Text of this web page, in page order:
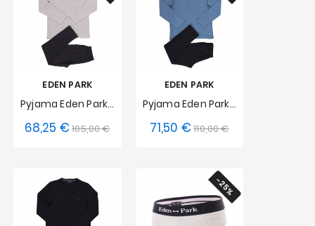
EDEN PARK
Pyjama Eden Park Coton Bio Rayé - Gris
68,25 € Prix
105,00 €Prix
S
EDEN PARK
Pyjama Eden Park Coton Bio - Bleu
71,50 € Prix
110,00 €Prix
XXL
-25%